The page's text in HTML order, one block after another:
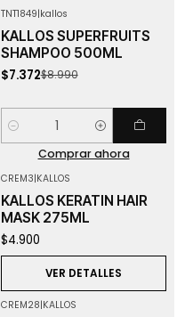
TNT1849|kallos
KALLOS SUPERFRUITS
SHAMPOO 500ML
$7.372$8.990
Cantidad
Comprar ahora
CREM3|KALLOS
KALLOS KERATIN HAIR
MASK 275ML
$4.900
VER DETALLES
CREM28|KALLOS